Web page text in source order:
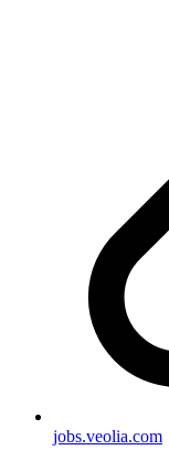
jobs.veolia.com